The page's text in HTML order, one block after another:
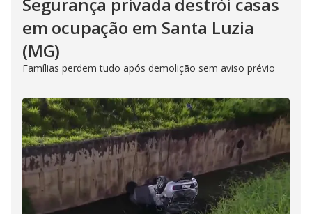
em ocupação em Santa Luzia
(MG)
Famílias perdem tudo após demolição sem aviso prévio